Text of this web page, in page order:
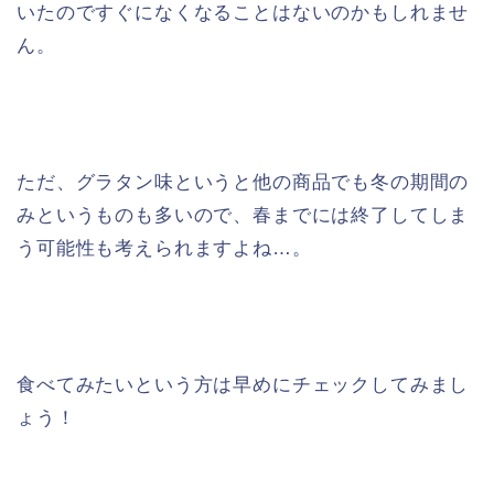
いたのですぐになくなることはないのかもしれませ
ん。
ただ、グラタン味というと他の商品でも冬の期間の
みというものも多いので、春までには終了してしま
う可能性も考えられますよね…。
食べてみたいという方は早めにチェックしてみまし
ょう！